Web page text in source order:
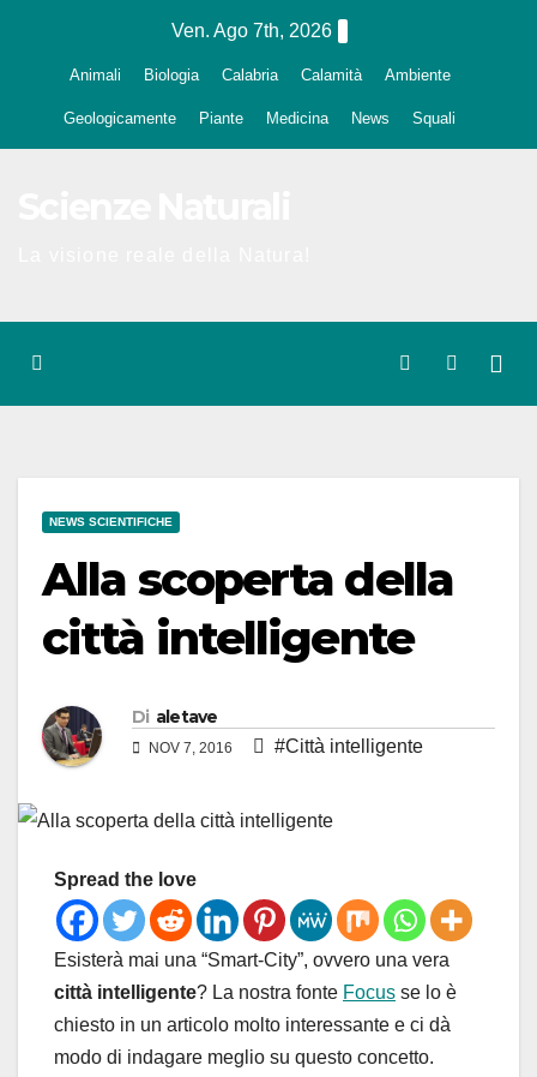
Ven. Ago 7th, 2026
Animali Biologia Calabria Calamità Ambiente
Geologicamente Piante Medicina News Squali
NEWS SCIENTIFICHE
Alla scoperta della
città intelligente
Di aletave
NOV 7, 2016 #Città intelligente
Spread the love
Esisterà mai una “Smart-City”, ovvero una vera
città intelligente? La nostra fonte Focus se lo è
chiesto in un articolo molto interessante e ci dà
modo di indagare meglio su questo concetto.